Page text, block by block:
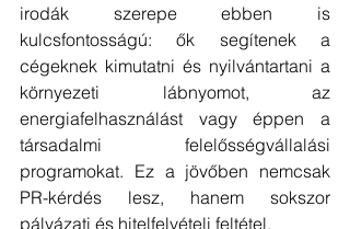
irodák szerepe ebben is
kulcsfontosságú: ők segítenek a
cégeknek kimutatni és nyilvántartani a
környezeti lábnyomot, az
energiafelhasználást vagy éppen a
társadalmi felelősségvállalási
programokat. Ez a jövőben nemcsak
PR-kérdés lesz, hanem sokszor
pályázati és hitelfelvételi feltétel.